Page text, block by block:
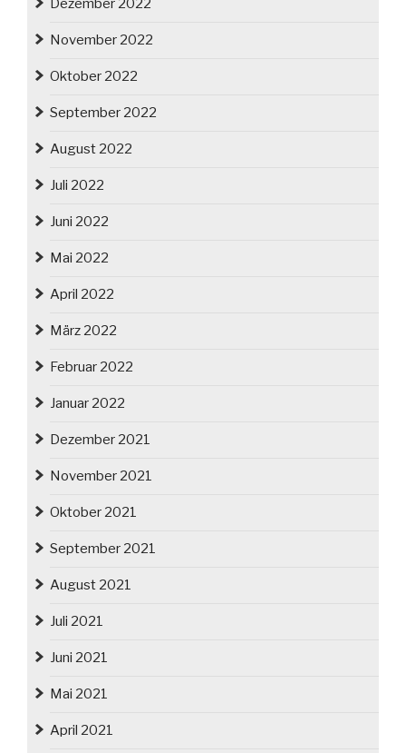
Dezember 2022
November 2022
Oktober 2022
September 2022
August 2022
Juli 2022
Juni 2022
Mai 2022
April 2022
März 2022
Februar 2022
Januar 2022
Dezember 2021
November 2021
Oktober 2021
September 2021
August 2021
Juli 2021
Juni 2021
Mai 2021
April 2021